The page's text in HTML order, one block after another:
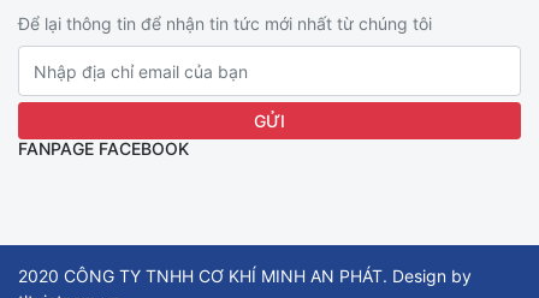
Để lại thông tin để nhận tin tức mới nhất từ chúng tôi
FANPAGE FACEBOOK
2020 CÔNG TY TNHH CƠ KHÍ MINH AN PHÁT. Design by